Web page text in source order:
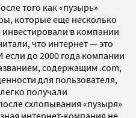
того как «пузырь»
которые еще несколько
инвестировали в компании
что интернет — это
до 2000 года компании
содержащим .com,
для пользователя,
получали
схлопывания «пузыря»
интернет-компания не